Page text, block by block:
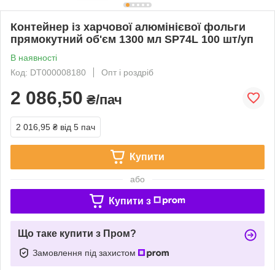
Контейнер із харчової алюмінієвої фольги
прямокутний об'єм 1300 мл SP74L 100 шт/уп
В наявності
Код: DT000008180
Опт і роздріб
2 086,50 ₴/пач
2 016,95 ₴ від 5 пач
Купити
або
Купити з
Що таке купити з Пром?
Замовлення під захистом